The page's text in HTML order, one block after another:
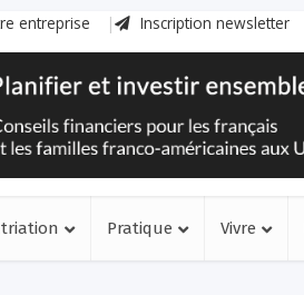
entreprise Inscription newsletter
Pratique Vivre